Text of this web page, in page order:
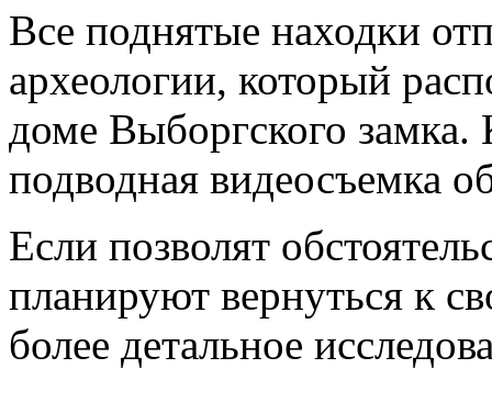
Все поднятые находки
археологии, который
доме Выборгского
подводная видеосъемка
Если позволят
планируют вернуться к
более детальное